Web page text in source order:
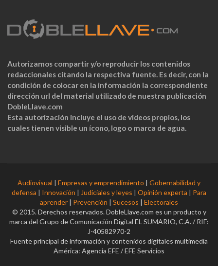
Autorizamos compartir y/o reproducir los contenidos
redaccionales citando la respectiva fuente. Es decir, con la
condición de colocar en la información la correspondiente
dirección url del material utilizado de nuestra publicación
DobleLlave.com
Esta autorización incluye el uso de videos propios, los
cuales tienen visible un ícono, logo o marca de agua.
Audiovisual | Empresas y emprendimiento | Gobernabilidad y
defensa | Innovación | Judiciales y leyes | Opinión experta | Para
aprender | Prevención | Sucesos | Electorales
© 2015. Derechos reservados. DobleLlave.com es un producto y
marca del Grupo de Comunicación Digital EL SUMARIO, C.A. / RIF:
J-40582970-2
Fuente principal de información y contenidos digitales multimedia
América: Agencia EFE / EFE Servicios